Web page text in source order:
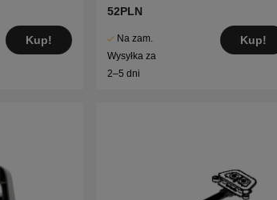
Kup!
52PLN
Na zam.
Wysyłka za
2–5 dni
Kup!